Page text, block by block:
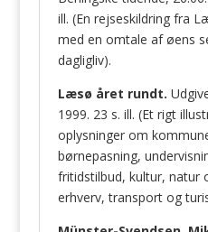
ill. (En rejseskildring fra
med en omtale af øens
dagligliv).
Læsø året rundt.
1999. 23 s. ill. (Et rigt
oplysninger om
børnepasning,
fritidstilbud, kultur, natur
erhverv, transport og